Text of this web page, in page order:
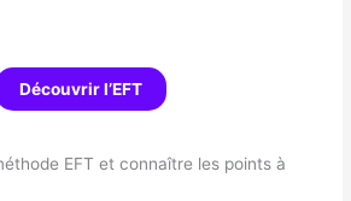
Découvrir l’EFT
EFT et connaître les points à